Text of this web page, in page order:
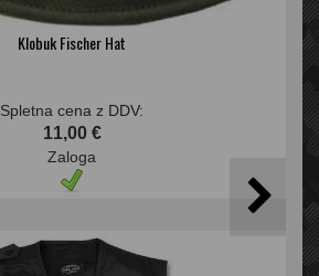
Klobuk Fischer Hat
Spletna cena z DDV:
11,00 €
Zaloga